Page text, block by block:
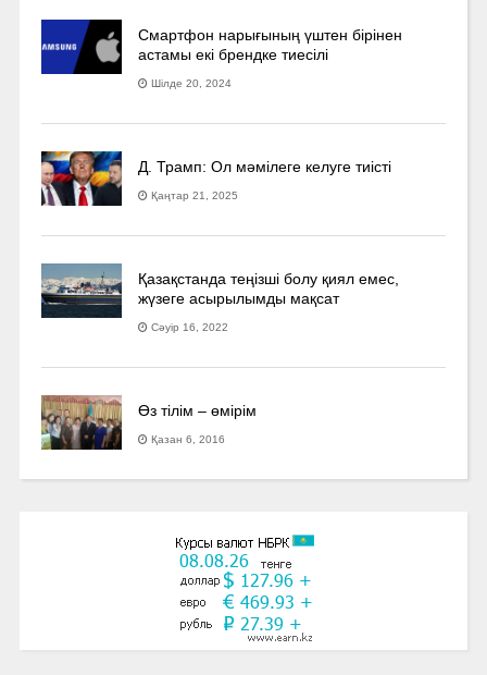
Смартфон нарығының үштен бірінен
астамы екі брендке тиесілі
Шілде 20, 2024
Д. Трамп: Ол мәмілеге келуге тиісті
Қаңтар 21, 2025
Қазақстанда теңізші болу қиял емес,
жүзеге асырылымды мақсат
Сәуір 16, 2022
Өз тілім – өмірім
Қазан 6, 2016